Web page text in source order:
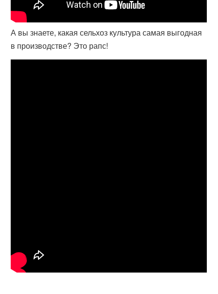
А вы знаете, какая сельхоз культура самая выгодная
в производстве? Это рапс!